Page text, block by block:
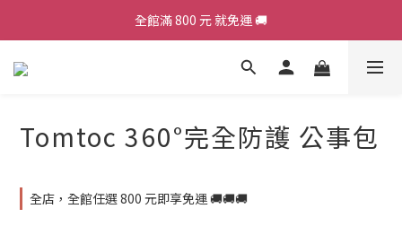
加入會員，現領 50 元購物金 ε٩(๑> ₃ <)۶з全館滿 800 元 就免運 🚚
加入會員，現領 50 元購物金 ε٩(๑> ₃ <)۶з
Tomtoc 360°完全防護 公事包
全店，全館任選 800 元即享免運 🚚🚚🚚